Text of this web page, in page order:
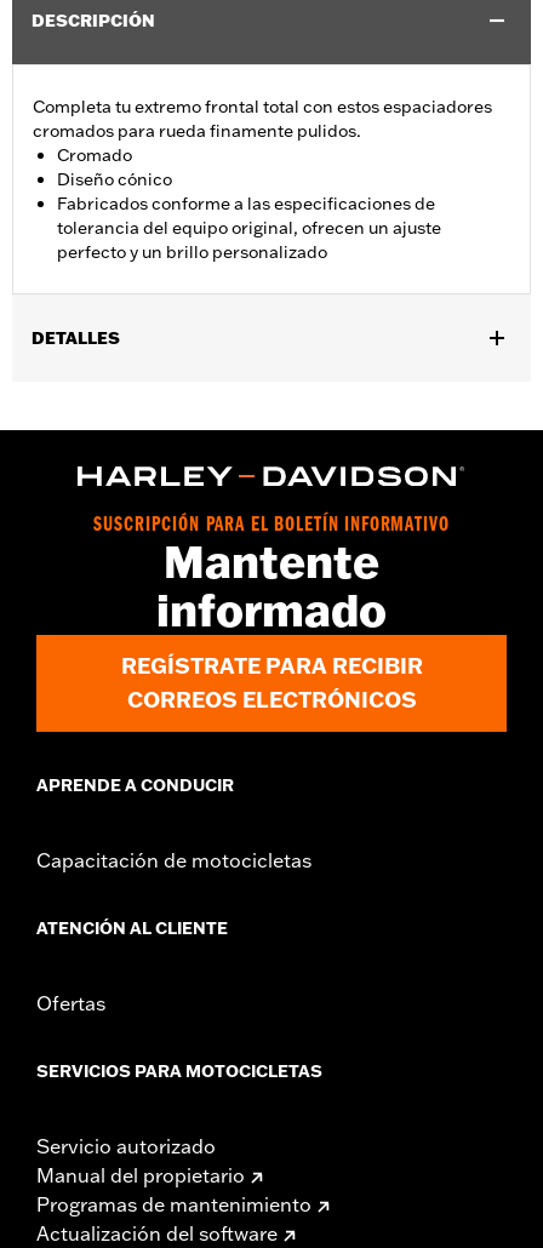
DESCRIPCIÓN
Completa tu extremo frontal total con estos espaciadores
cromados para rueda finamente pulidos.
Cromado
Diseño cónico
Fabricados conforme a las especificaciones de
tolerancia del equipo original, ofrecen un ajuste
perfecto y un brillo personalizado
DETALLES
Installation Instructions
GARANTÍA:1 año de garantía limitada – Consultawww.h-
para más información
SUSCRIPCIÓN PARA EL BOLETÍN INFORMATIVO
Mantente
informado
REGÍSTRATE PARA RECIBIR
CORREOS ELECTRÓNICOS
APRENDE A CONDUCIR
Capacitación de motocicletas
ATENCIÓN AL CLIENTE
Ofertas
SERVICIOS PARA MOTOCICLETAS
Servicio autorizado
Manual del propietario
Programas de mantenimiento
Actualización del software